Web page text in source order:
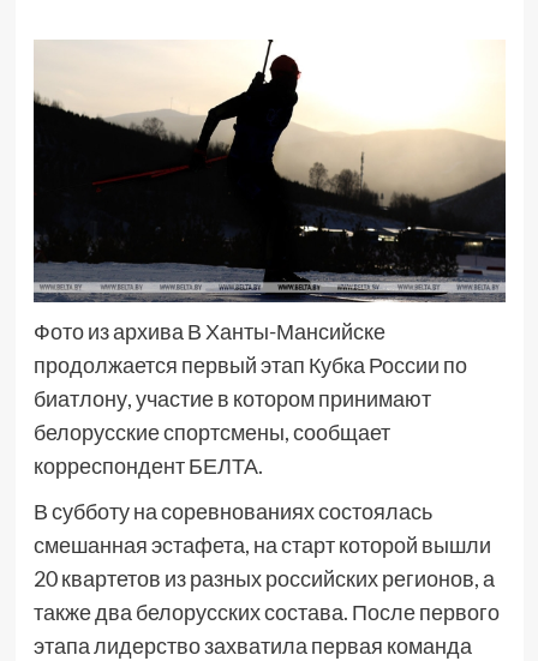
Фото из архива В Ханты-Мансийске
продолжается первый этап Кубка России по
биатлону, участие в котором принимают
белорусские спортсмены, сообщает
корреспондент БЕЛТА.
В субботу на соревнованиях состоялась
смешанная эстафета, на старт которой вышли
20 квартетов из разных российских регионов, а
также два белорусских состава. После первого
этапа лидерство захватила первая команда